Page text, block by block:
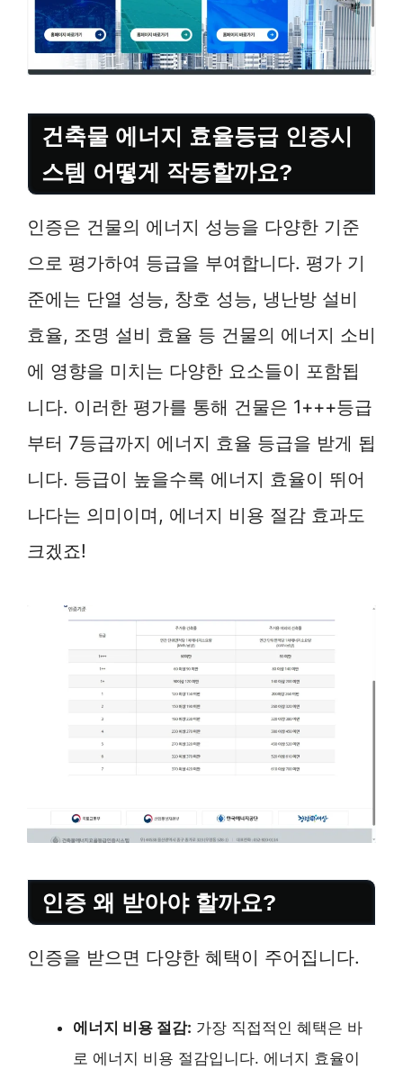
건축물 에너지 효율등급 인증시
스템 어떻게 작동할까요?
인증은 건물의 에너지 성능을 다양한 기준
으로 평가하여 등급을 부여합니다. 평가 기
준에는 단열 성능, 창호 성능, 냉난방 설비
효율, 조명 설비 효율 등 건물의 에너지 소비
에 영향을 미치는 다양한 요소들이 포함됩
니다. 이러한 평가를 통해 건물은 1+++등급
부터 7등급까지 에너지 효율 등급을 받게 됩
니다. 등급이 높을수록 에너지 효율이 뛰어
나다는 의미이며, 에너지 비용 절감 효과도
크겠죠!
인증 왜 받아야 할까요?
인증을 받으면 다양한 혜택이 주어집니다.
에너지 비용 절감: 가장 직접적인 혜택은 바
로 에너지 비용 절감입니다. 에너지 효율이